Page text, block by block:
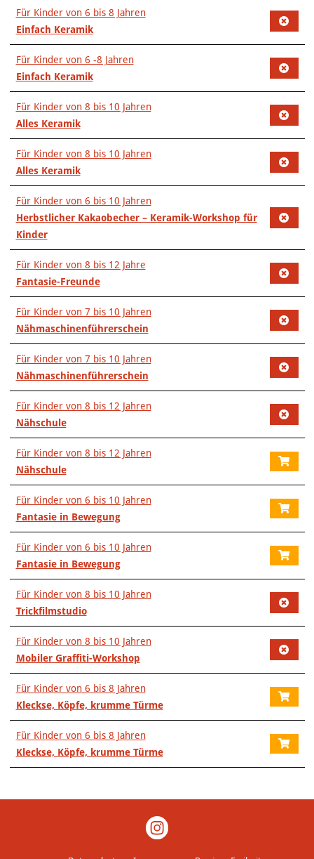
Für Kinder von 6 bis 8 Jahren
Einfach Keramik
Für Kinder von 6 -8 Jahren
Einfach Keramik
Für Kinder von 8 bis 10 Jahren
Alles Keramik
Für Kinder von 8 bis 10 Jahren
Alles Keramik
Für Kinder von 6 bis 10 Jahren
Herbstlicher Kakaobecher – Keramik-Workshop für
Kinder
Für Kinder von 8 bis 12 Jahre
Fantasie-Freunde
Für Kinder von 7 bis 10 Jahren
Nähmaschinenführerschein
Für Kinder von 7 bis 10 Jahren
Nähmaschinenführerschein
Für Kinder von 8 bis 12 Jahren
Nähschule
Für Kinder von 8 bis 12 Jahren
Nähschule
Für Kinder von 6 bis 10 Jahren
Fantasie in Bewegung
Für Kinder von 6 bis 10 Jahren
Fantasie in Bewegung
Für Kinder von 8 bis 10 Jahren
Trickfilmstudio
Für Kinder von 8 bis 10 Jahren
Mobiler Graffiti-Workshop
Für Kinder von 6 bis 8 Jahren
Kleckse, Köpfe, krumme Türme
Für Kinder von 6 bis 8 Jahren
Kleckse, Köpfe, krumme Türme